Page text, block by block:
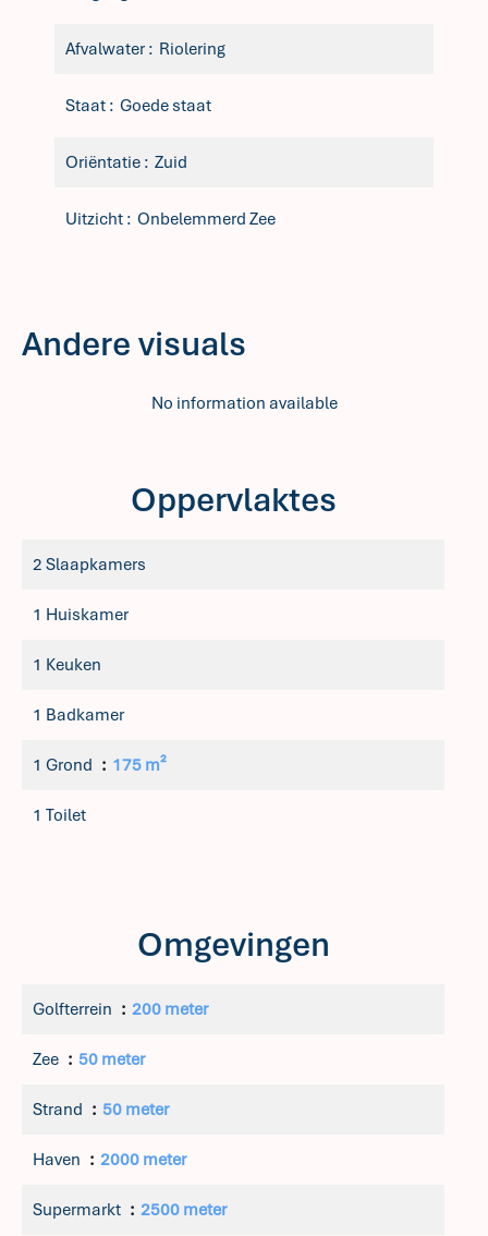
Afvalwater Riolering
Staat Goede staat
Oriëntatie Zuid
Uitzicht Onbelemmerd Zee
Andere visuals
No information available
Oppervlaktes
2 Slaapkamers
1 Huiskamer
1 Keuken
1 Badkamer
1 Grond 175 m²
1 Toilet
Omgevingen
Golfterrein 200 meter
Zee 50 meter
Strand 50 meter
Haven 2000 meter
Supermarkt 2500 meter